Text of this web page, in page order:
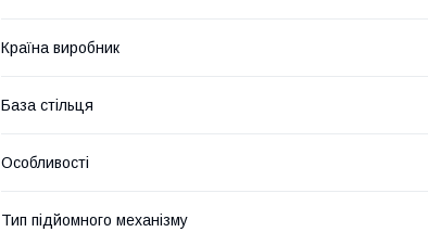
Країна виробник
База стільця
Особливості
Тип підйомного механізму